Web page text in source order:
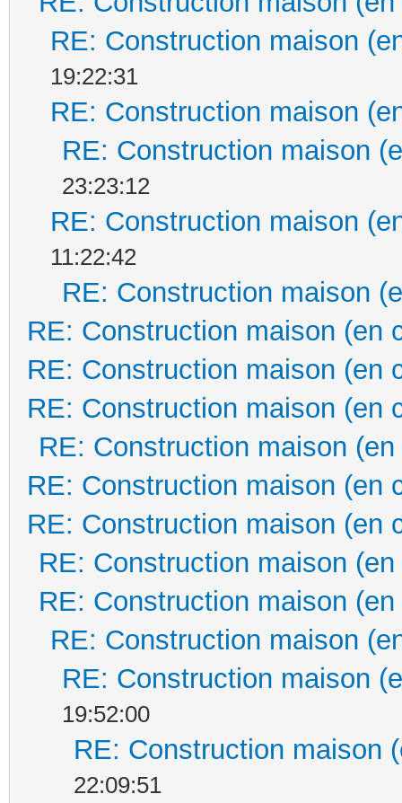
RE: Construction maison
19:22:31
RE: Construction maison
RE: Construction maison
23:23:12
RE: Construction maison
11:22:42
RE: Construction maison
RE: Construction maison (en
RE: Construction maison (en
RE: Construction maison (en
RE: Construction maison
RE: Construction maison (en
RE: Construction maison (en
RE: Construction maison
RE: Construction maison
RE: Construction maison
RE: Construction maison
19:52:00
RE: Construction maison
22:09:51